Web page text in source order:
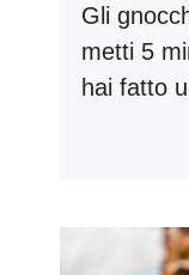
Gli
metti 5
hai fatto